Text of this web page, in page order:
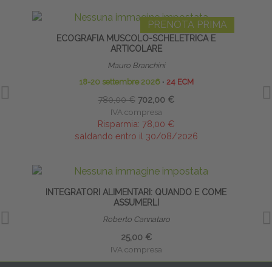
PRENOTA PRIMA
ECOGRAFIA MUSCOLO-SCHELETRICA E
ARTICOLARE
Mauro Branchini
18-20 settembre 2026 ∙ 24 ECM
780,00 € 702,00 €
IVA compresa
Risparmia: 78,00 €
saldando entro il 30/08/2026
INTEGRATORI ALIMENTARI: QUANDO E COME
ASSUMERLI
Roberto Cannataro
25,00 €
IVA compresa